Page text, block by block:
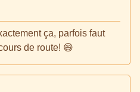
ça, parfois faut
de route! 😄